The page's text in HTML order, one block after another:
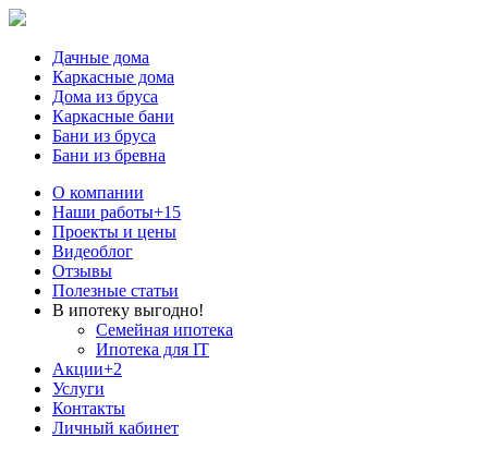
Дачные дома
Каркасные дома
Дома из бруса
Каркасные бани
Бани из бруса
Бани из бревна
О компании
Наши работы+15
Проекты и цены
Видеоблог
Отзывы
Полезные статьи
В ипотеку выгодно!
Семейная ипотека
Ипотека для IT
Акции+2
Услуги
Контакты
Личный кабинет